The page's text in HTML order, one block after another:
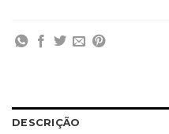
DESCRIÇÃO